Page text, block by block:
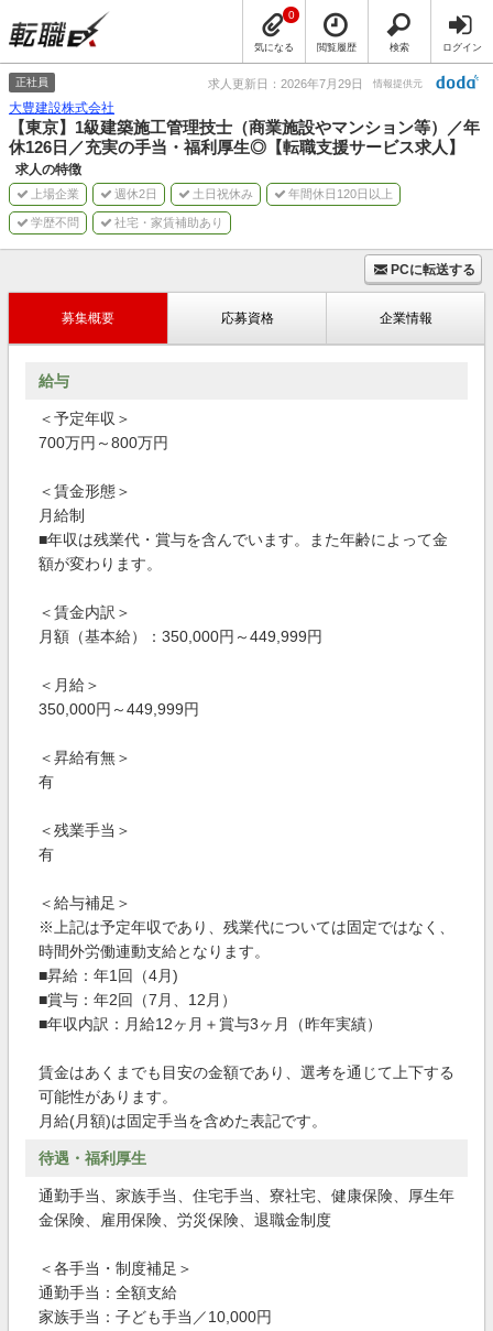
気になる
0
閲覧履歴 検索 ログイン
正社員 求人更新日：2026年7月29日 情報提供元
大豊建設株式会社
【東京】1級建築施工管理技士（商業施設やマンション等）／年
休126日／充実の手当・福利厚生◎【転職支援サービス求人】
求人の特徴
上場企業 週休2日 土日祝休み 年間休日120日以上
学歴不問 社宅・家賃補助あり
PCに転送する
募集概要 応募資格 企業情報
給与
＜予定年収＞
700万円～800万円
＜賃金形態＞
月給制
■年収は残業代・賞与を含んでいます。また年齢によって金
額が変わります。
＜賃金内訳＞
月額（基本給）：350,000円～449,999円
＜月給＞
350,000円～449,999円
＜昇給有無＞
有
＜残業手当＞
有
＜給与補足＞
※上記は予定年収であり、残業代については固定ではなく、
時間外労働連動支給となります。
■昇給：年1回（4月)
■賞与：年2回（7月、12月）
■年収内訳：月給12ヶ月＋賞与3ヶ月（昨年実績）
賃金はあくまでも目安の金額であり、選考を通じて上下する
可能性があります。
月給(月額)は固定手当を含めた表記です。
待遇・福利厚生
通勤手当、家族手当、住宅手当、寮社宅、健康保険、厚生年
金保険、雇用保険、労災保険、退職金制度
＜各手当・制度補足＞
通勤手当：全額支給
家族手当：子ども手当／10,000円